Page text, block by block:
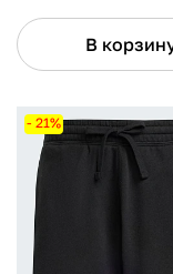
В
- 21%